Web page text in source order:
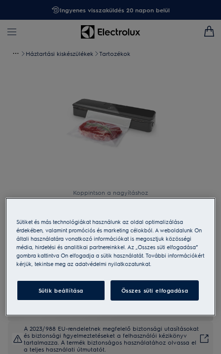
Ingyenes visszaküldés 20 napon belül
Háztartási kiskészülékek Tartozékok
Koppintson a nagyításhoz
E4VS1-4AG
Vákuumfóliázó készülék
A 2023/988 EU-rendeletnek megfelelő biztonsági utasításokat
és biztonsági figyelmeztetéseket a felhasználói kézikönyv
tartalmazza. A termék biztonságos használatához olvassa el
a teljes használati útmutatót.
Sütiket és más technológiákat használunk az oldal optimalizálása
érdekében, valamint promóciós és marketing célokból. A weboldalunk Ön
általi használatára vonatkozó információkat is megosztjuk közösségi
média, hirdetési és analitikai partnereinkkel. Az „Összes süti elfogadása”
gombra kattintva Ön elfogadja a sütik használatát. További információkért
kérjük, tekintse meg az adatvédelmi nyilatkozatunkat.
Sütik beállítása Összes süti elfogadása